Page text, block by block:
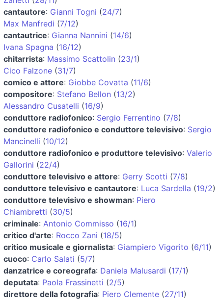
cantautore: Gianni Togni (24/7)
Max Manfredi (7/12)
cantautrice: Gianna Nannini (14/6)
Ivana Spagna (16/12)
chitarrista: Massimo Scattolin (23/1)
Cico Falzone (31/7)
comico e attore: Giobbe Covatta (11/6)
compositore: Stefano Bellon (13/2)
Alessandro Cusatelli (16/9)
conduttore radiofonico: Sergio Ferrentino (7/8)
conduttore radiofonico e conduttore televisivo: Sergio
Mancinelli (10/12)
conduttore radiofonico e produttore televisivo: Valerio
Gallorini (22/4)
conduttore televisivo e attore: Gerry Scotti (7/8)
conduttore televisivo e cantautore: Luca Sardella (19/2)
conduttore televisivo e showman: Piero
Chiambretti (30/5)
criminale: Antonio Commisso (16/1)
critico d'arte: Rocco Zani (18/5)
critico musicale e giornalista: Giampiero Vigorito (6/11)
cuoco: Carlo Salati (5/7)
danzatrice e coreografa: Daniela Malusardi (17/1)
deputata: Paola Frassinetti (2/5)
direttore della fotografia: Piero Clemente (27/11)